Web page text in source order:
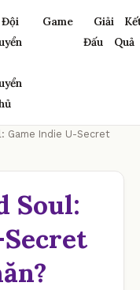
Đội
Game
Giải
Đấu
Quả
Game Indie U-Secret
Soul: